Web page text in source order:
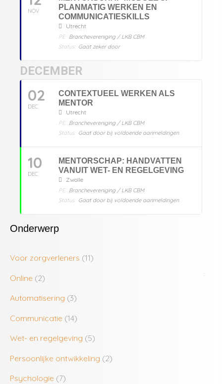
NOV
PLANMATIG WERKEN EN
COMMUNICATIESKILLS
Utrecht
PE: Branchevereniging / LKB CBM
Status: Gaat zeker door
DECEMBER
02
DEC
CONTEXTUEEL WERKEN ALS
MENTOR
Utrecht
PE: Branchevereniging / LKB CBM
Status: Gaat door bij voldoende aanmeldingen
10
DEC
MENTORSCHAP: HANDVATTEN
VANUIT WET- EN REGELGEVING
Zwolle
PE: Branchevereniging / LKB CBM
Status: Gaat door bij voldoende aanmeldingen
Onderwerp
Voor zorgverleners (11)
Online (2)
Automatisering (3)
Communicatie (14)
Wet- en regelgeving (5)
Persoonlijke ontwikkeling (2)
Psychologie (7)